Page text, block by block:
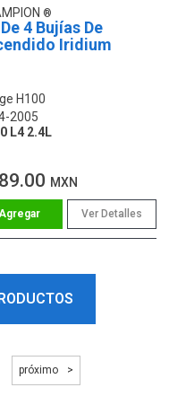
4 Bujías De
Iridium
H100
2005
L4 2.4L
MXN
Ver Detalles
próximo